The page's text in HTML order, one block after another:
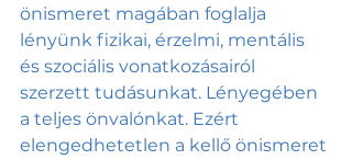
önismeret magában foglalja
lényünk fizikai, érzelmi, mentális
és szociális vonatkozásairól
szerzett tudásunkat. Lényegében
a teljes önvalónkat. Ezért
elengedhetetlen a kellő önismeret